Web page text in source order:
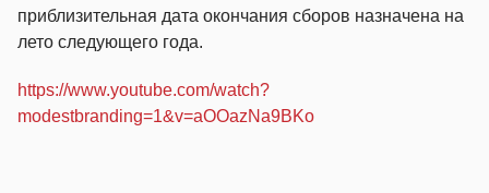
приблизительная дата окончания сборов назначена на
лето следующего года.
https://www.youtube.com/watch?
modestbranding=1&v=aOOazNa9BKo